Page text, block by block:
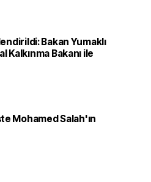
Bakan Yumaklı
Kalkınma Bakanı ile
Mohamed Salah'ın